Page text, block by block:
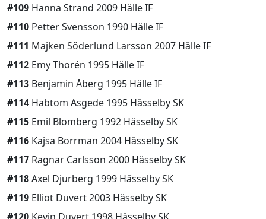
#109 Hanna Strand 2009 Hälle IF
#110 Petter Svensson 1990 Hälle IF
#111 Majken Söderlund Larsson 2007 Hälle IF
#112 Emy Thorén 1995 Hälle IF
#113 Benjamin Åberg 1995 Hälle IF
#114 Habtom Asgede 1995 Hässelby SK
#115 Emil Blomberg 1992 Hässelby SK
#116 Kajsa Borrman 2004 Hässelby SK
#117 Ragnar Carlsson 2000 Hässelby SK
#118Axel Djurberg 1999 Hässelby SK
#119 Elliot Duvert 2003 Hässelby SK